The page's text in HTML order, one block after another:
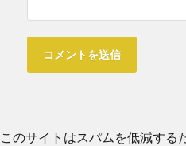
このサイトはスパムを低減す